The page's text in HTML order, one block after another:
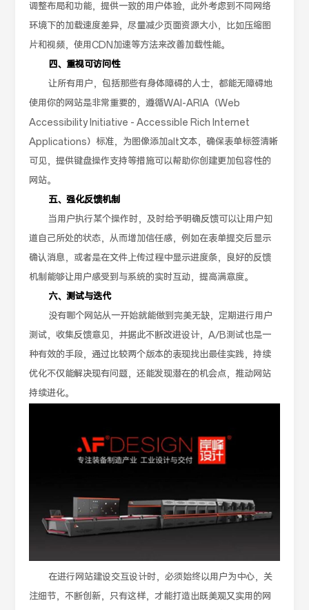
调整布局和功能，提供一致的用户体验，此外考虑到不同网络
环境下的加载速度差异，尽量减少页面资源大小，比如压缩图
片和视频，使用CDN加速等方法来改善加载性能。
四、重视可访问性
让所有用户，包括那些有身体障碍的人士，都能无障碍地
使用你的网站是非常重要的，遵循WAI-ARIA（Web
Accessibility Initiative - Accessible Rich Internet
Applications）标准，为图像添加alt文本，确保表单标签清晰
可见，提供键盘操作支持等措施可以帮助你创建更加包容性的
网站。
五、强化反馈机制
当用户执行某个操作时，及时给予明确反馈可以让用户知
道自己所处的状态，从而增加信任感，例如在表单提交后显示
确认消息，或者是在文件上传过程中显示进度条，良好的反馈
机制能够让用户感受到与系统的实时互动，提高满意度。
六、测试与迭代
没有哪个网站从一开始就能做到完美无缺，定期进行用户
测试，收集反馈意见，并据此不断改进设计，A/B测试也是一
种有效的手段，通过比较两个版本的表现找出最佳实践，持续
优化不仅能解决现有问题，还能发现潜在的机会点，推动网站
持续进化。
在进行网站建设交互设计时，必须始终以用户为中心，关
注细节，不断创新，只有这样，才能打造出既美观又实用的网